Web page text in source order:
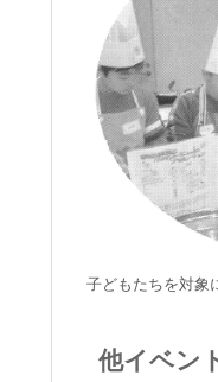
子どもたちを対象
他イベン